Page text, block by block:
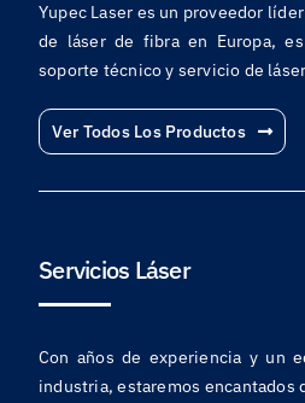
Yupec Laser es un proveedor
de láser de fibra en Europa,
soporte técnico y servicio de
Ver Todos Los Productos
Servicios Láser
Con años de experiencia y un
industria, estaremos encantados